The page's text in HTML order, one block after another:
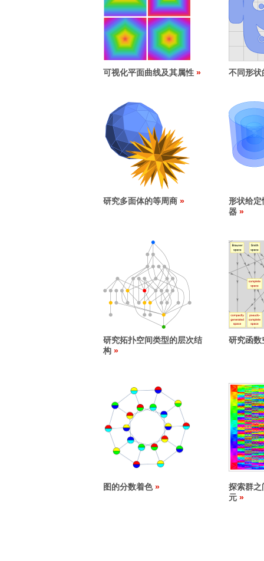
可视化平面曲线及其属性 不同形状
研究多面体的等周商
形状给定
器
研究拓扑空间类型的层次结
构
研究函数
图的分数着色
探索群之
元